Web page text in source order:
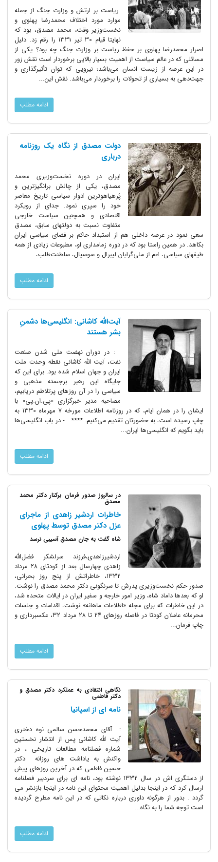
ریاست بر ارتش و وزارت جنگ از جمله
موارد مورد اختلاف محمدرضا پهلوی و
نخست‌وزیر وقت، محمد مصدق، بود که
نهایتا قیام 30 تیر 1331 را رقم زد. دلیل
اصرار محمدرضا پهلوی بر حفظ ریاست بر وزارت جنگ چه بود؟ یکی از
مسائلی که در عالم سیاست از اهمیت بسیار بالایی برخوردار است نقش زور
در این عرصه از زیست انسان می‌باشد؛ نیرویی که توان تأثیرگذاری و
جهت‌دهی به بسیاری از تحولات را برخوردار می‌باشد. نقش این...
ادامه مطلب
دولت مصدق از نگاه یک روزنامه
درباری
ایران در دوره نخست‌وزیری محمد
مصدق، یکی از چالش برانگیزترین و
پُرهیاهوترین ادوار سیاسی تاریخ معاصر
خود را سپری نمود. جدای از رویکرد
اقتصادی و همچنین سیاست خارجی
متفاوت نسبت به دولتهای سابق، مصدق
سعی نمود در عرصه داخلی هم از استبداد حاکم بر فضای سیاسی ایران
بکاهد. در همین راستا بود که در دوره زمامداری او، مطبوعات زیادی از همه
طیفهای سیاسی، اعم از ملی‌گرایان لیبرال و سوسیال، سلطنت‌طلب،...
ادامه مطلب
آیت‌الله کاشانی: انگلیسی‌ها دشمنِ
بشر هستند
: در دوران نهضت ملی شدن صنعت
نفت، آیت الله کاشانی نقطه وحدت ملت
ایران و جهان اسلام شده بود. برای این که
جایگاه این رهبر برجسته مذهبی و
سیاسی را در آن روزهای پرتلاطم دریابیم،
مصاحبه مدیر خبرگزاری «پی.ان.پی» با
ایشان را در همان ایام، که در روزنامه اطلاعات مورخه 7 مهرماه 1330 به
چاپ رسیده است، به حضورتان تقدیم می‌کنیم. **** - در باب انگلیسی‌ها
باید بگویم که انگلیسی‌ها ایران...
ادامه مطلب
در سالروز صدور فرمان برکنار دکتر محمد
مصدق
خاطرات اردشیر زاهدی از ماجرای
عزل دکتر مصدق توسط پهلوی
شاه گفت به جان مصدق آسیبی نرسد
اردشیرزاهدی،فرزند سرلشکر فضل‌الله
زاهدی چهارسال بعد از کودتای ۲۸ مرداد
۱۳۳۲، خاطراتش از پنج روز بحرانی،
صدور حکم نخست‌وزیری پدرش تا سرنگونی دکتر محمد مصدق را نوشت.
او که بعد‌ها داماد شاه، وزیر امور خارجه و سفیر ایران در ایالات متحده شد،
در این خاطرات که برای مجله «اطلاعات ماهانه» نوشت، اقدامات و جلسات
محرمانه عاملان کودتا در فاصله روزهای ۲۴ تا ۲۸ مرداد ۳۲، عکسبرداری و
چاپ فرمان...
ادامه مطلب
نگاهی انتقادی به عملکرد دکتر مصدق و
دکتر فاطمی
نامه ای از اسپانیا
: آقای محمدحسن سالمی نوه دختری
آیت الله کاشانی پس از انتشار نخستین
شماره فصلنامه مطالعات تاریخی ، در
واکنش به یاداشت های روزانه دکتر
حسین فاطمی که در آخرین روزهای پیش
از دستگری اش در سال 1332 نوشته بود، نامه ای برای سردبیر فصلنامه
ارسال کرد که در اینجا بدلیل اهمیت محتوای این نامه در اینجا بازنشر می
گردد . بدور از هرگونه داوری درباره نکاتی که در این نامه مطرح گردیده
است توجه شما را به نگاه...
ادامه مطلب